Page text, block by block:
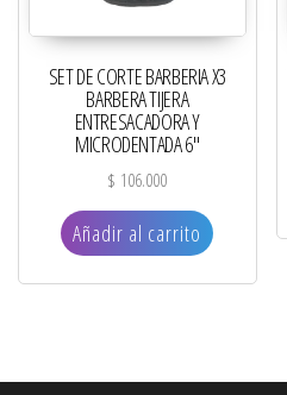
SET DE CORTE BARBERIA X3
BARBERA TIJERA
ENTRESACADORA Y
MICRODENTADA 6″
$ 106.000
Añadir al carrito